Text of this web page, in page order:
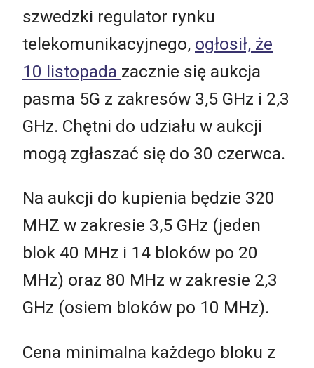
szwedzki regulator rynku
telekomunikacyjnego, ogłosił, że
10 listopada zacznie się aukcja
pasma 5G z zakresów 3,5 GHz i 2,3
GHz. Chętni do udziału w aukcji
mogą zgłaszać się do 30 czerwca.
Na aukcji do kupienia będzie 320
MHZ w zakresie 3,5 GHz (jeden
blok 40 MHz i 14 bloków po 20
MHz) oraz 80 MHz w zakresie 2,3
GHz (osiem bloków po 10 MHz).
Cena minimalna każdego bloku z